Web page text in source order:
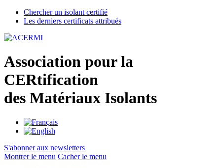
Chercher un isolant certifié
Les derniers certificats attribués
Association pour la
CERtification
des Matériaux Isolants
S'abonner aux newsletters
Montrer le menu Cacher le menu